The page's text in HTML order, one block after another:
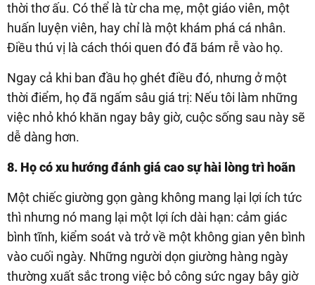
thời thơ ấu. Có thể là từ cha mẹ, một giáo viên, một
huấn luyện viên, hay chỉ là một khám phá cá nhân.
Điều thú vị là cách thói quen đó đã bám rễ vào họ.
Ngay cả khi ban đầu họ ghét điều đó, nhưng ở một
thời điểm, họ đã ngấm sâu giá trị: Nếu tôi làm những
việc nhỏ khó khăn ngay bây giờ, cuộc sống sau này sẽ
dễ dàng hơn.
8. Họ có xu hướng đánh giá cao sự hài lòng trì hoãn
Một chiếc giường gọn gàng không mang lại lợi ích tức
thì nhưng nó mang lại một lợi ích dài hạn: cảm giác
bình tĩnh, kiểm soát và trở về một không gian yên bình
vào cuối ngày. Những người dọn giường hàng ngày
thường xuất sắc trong việc bỏ công sức ngay bây giờ